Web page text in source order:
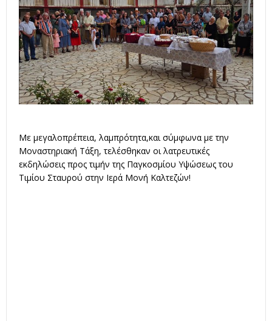
Με μεγαλοπρέπεια, λαμπρότητα,και σύμφωνα με την
Μοναστηριακή Τάξη, τελέσθηκαν οι λατρευτικές
εκδηλώσεις προς τιμήν της Παγκοσμίου Υψώσεως του
Τιμίου Σταυρού στην Ιερά Μονή Καλτεζών!